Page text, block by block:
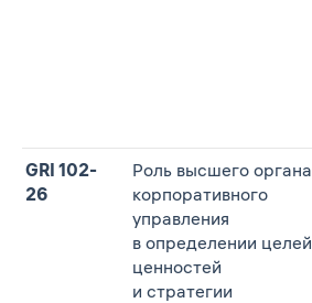
GRI 102-
26
Роль высшего органа
корпоративного
управления
в определении целей,
ценностей
и стратегии